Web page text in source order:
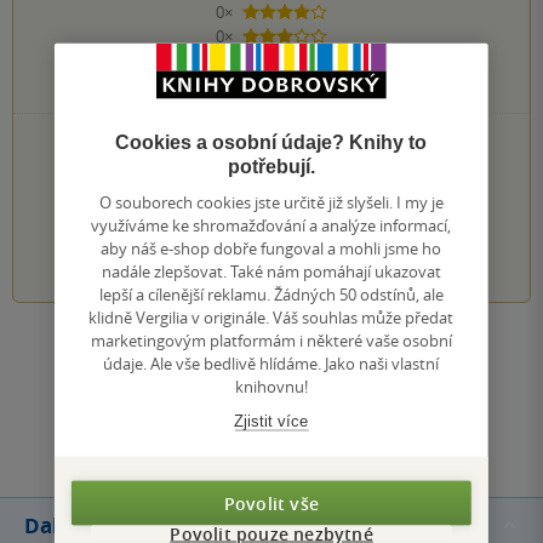
0×
4 hvězdičky
0×
3 hvězdičky
0×
1 hvezdička
PŘIDEJTE SVÉ HODNOCENÍ KNIHY
Hodnocení našich knihkupců: 0.0 z 5
1 2 3 4 5
Zobrazit všechna hodnocení
Přidat hodnocení
Další knihy autora
Cookies a osobní údaje? Knihy to
potřebují.
O souborech cookies jste určitě již slyšeli. I my je
využíváme ke shromažďování a analýze informací,
aby náš e-shop dobře fungoval a mohli jsme ho
nadále zlepšovat. Také nám pomáhají ukazovat
lepší a cílenější reklamu. Žádných 50 odstínů, ale
klidně Vergilia v originále. Váš souhlas může předat
marketingovým platformám i některé vaše osobní
údaje. Ale vše bedlivě hlídáme. Jako naši vlastní
knihovnu!
Zjistit více
Povolit vše
Povolit pouze nezbytné